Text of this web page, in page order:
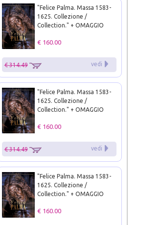
"Felice Palma. Massa 1583-
1625. Collezione /
Collection." + OMAGGIO
€ 160.00
vedi
€ 314.49
"Felice Palma. Massa 1583-
1625. Collezione /
Collection." + OMAGGIO
€ 160.00
vedi
€ 314.49
"Felice Palma. Massa 1583-
1625. Collezione /
Collection." + OMAGGIO
€ 160.00